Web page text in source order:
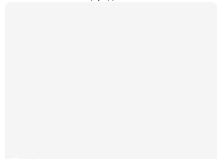
рекомендаций по их устранению. Учитывая